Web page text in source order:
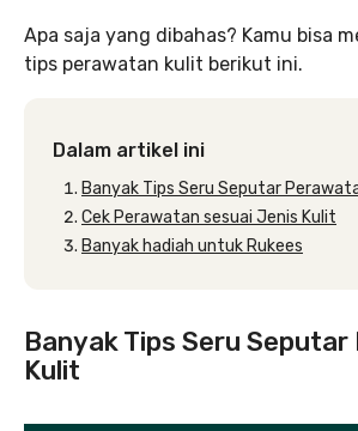
Apa saja yang dibahas? Kamu bisa
tips perawatan kulit berikut ini.
Dalam artikel ini
Banyak Tips Seru Seputar
Cek Perawatan sesuai Jenis Kulit
Banyak hadiah untuk Rukees
Banyak Tips Seru
Kulit